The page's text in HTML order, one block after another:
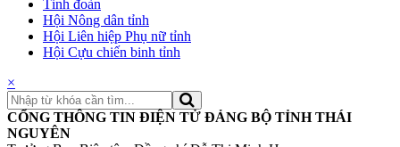
Tỉnh đoàn
Hội Nông dân tỉnh
Hội Liên hiệp Phụ nữ tỉnh
Hội Cựu chiến binh tỉnh
×
CỔNG THÔNG TIN ĐIỆN TỬ ĐẢNG BỘ TỈNH THÁI
NGUYÊN